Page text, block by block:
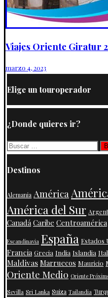
Viajes Oriente Giratur
marzo 4, 2023
Elige un touroperador
¿Donde quieres ir?
Buscar:
Destinos
Alemania América
América del Sur
Canadá Caribe Centroamérica
Escandinavia España Estados
Francia Grecia India Islandia
Maldivas Marruecos Mauricio
Oriente Medio Oriente
Sevilla Sri Lanka Suiza Tailandia